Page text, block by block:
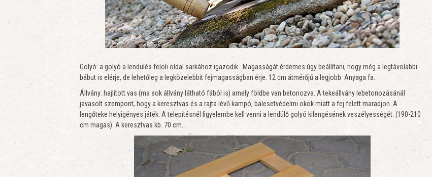
Golyó: a golyó a lendülés felöli oldal sarkához igazodik . Magasságát érdemes úgy beállítani, hogy még a legtávolabbi
bábut is elérje, de lehetőleg a legközelebbit fejmagasságban érje. 12 cm átmérőjű a legjobb. Anyaga fa.
Állvány: hajlított vas (ma sok állvány látható fából is) amely földbe van betonozva. A tekeállvány lebetonozásánál
javasolt szempont, hogy a keresztvas és a rajta lévő kampó, balesetvédelmi okok miatt a fej felett maradjon. A
lengőteke helyigényes játék. A telepítésnél figyelembe kell venni a lendülő golyó kilengésének veszélyességét. (190-210
cm magas). A keresztvas kb. 70 cm.